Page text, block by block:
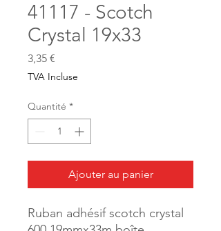
41117 - Scotch
Crystal 19x33
3,35 €
TVA Incluse
Quantité *
Ajouter au panier
Ruban adhésif scotch crystal